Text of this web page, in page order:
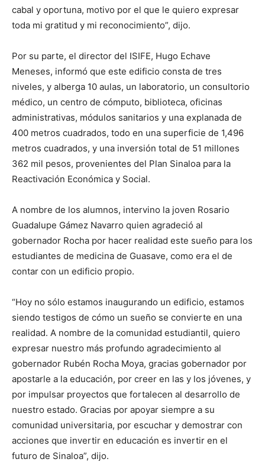
cabal y oportuna, motivo por el que le quiero expresar
toda mi gratitud y mi reconocimiento”, dijo.
Por su parte, el director del ISIFE, Hugo Echave
Meneses, informó que este edificio consta de tres
niveles, y alberga 10 aulas, un laboratorio, un consultorio
médico, un centro de cómputo, biblioteca, oficinas
administrativas, módulos sanitarios y una explanada de
400 metros cuadrados, todo en una superficie de 1,496
metros cuadrados, y una inversión total de 51 millones
362 mil pesos, provenientes del Plan Sinaloa para la
Reactivación Económica y Social.
A nombre de los alumnos, intervino la joven Rosario
Guadalupe Gámez Navarro quien agradeció al
gobernador Rocha por hacer realidad este sueño para los
estudiantes de medicina de Guasave, como era el de
contar con un edificio propio.
“Hoy no sólo estamos inaugurando un edificio, estamos
siendo testigos de cómo un sueño se convierte en una
realidad. A nombre de la comunidad estudiantil, quiero
expresar nuestro más profundo agradecimiento al
gobernador Rubén Rocha Moya, gracias gobernador por
apostarle a la educación, por creer en las y los jóvenes, y
por impulsar proyectos que fortalecen al desarrollo de
nuestro estado. Gracias por apoyar siempre a su
comunidad universitaria, por escuchar y demostrar con
acciones que invertir en educación es invertir en el
futuro de Sinaloa”, dijo.